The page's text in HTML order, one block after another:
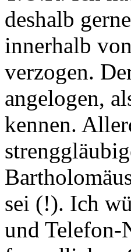
deshalb
innerhalb
verzogen.
angelogen,
kennen.
sei (!). Ich
und Telefon-